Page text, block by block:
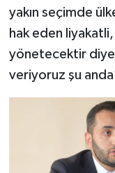
yakın seçimde
hak eden
yönetecektir
veriyoruz şu